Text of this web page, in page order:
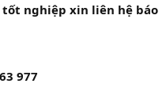
nghiệp xin liên hệ báo
977